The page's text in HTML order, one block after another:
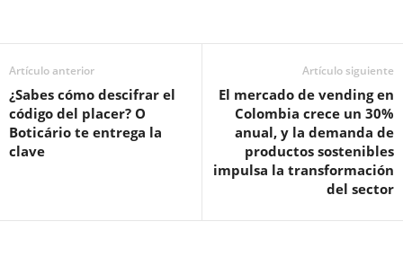
Artículo anterior
¿Sabes cómo descifrar el
código del placer? O
Boticário te entrega la
clave
Artículo siguiente
El mercado de vending en
Colombia crece un 30%
anual, y la demanda de
productos sostenibles
impulsa la transformación
del sector